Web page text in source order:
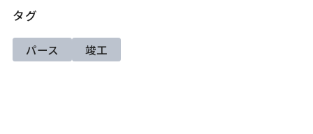
タグ
パース 竣工